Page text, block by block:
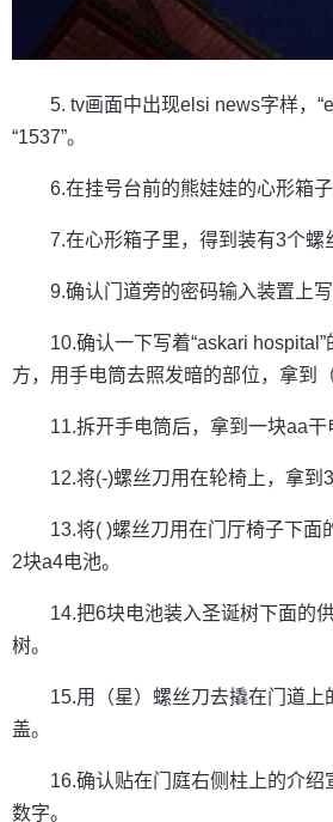
5. tv画面中出现elsi news字样，
“1537”。
6.在挂号台前的熊娃娃的心形箱子
7.在心形箱子里，得到装有3个螺
9.确认门道旁的密码输入装置上写
10.确认一下写着“askari hospital”
方，用手电筒去照发暗的部位，拿到
11.拆开手电筒后，拿到一块aa干
12.将(-)螺丝刀用在轮椅上，拿到3
13.将( )螺丝刀用在门厅椅子下面
2块a4电池。
14.把6块电池装入圣诞树下面的
树。
15.用（星）螺丝刀去撬在门道上
盖。
16.确认贴在门庭右侧柱上的介绍
数字。